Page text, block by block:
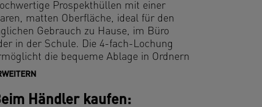
Prospekthüllen mit einer
matten Oberfläche, ideal für den
Gebrauch zu Hause, im Büro
in der Schule. Die 4-fach-Lochung
die bequeme Ablage in Ordnern
Ringbüchern. Dank der Öffnung oben
und erspart das zusätzliche Öffnen
Händler kaufen: